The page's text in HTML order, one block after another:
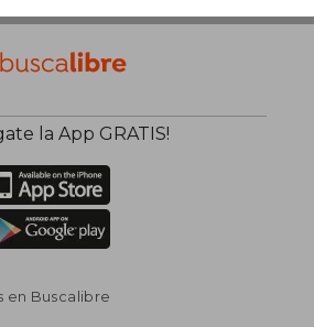
la App GRATIS!
en Buscalibre